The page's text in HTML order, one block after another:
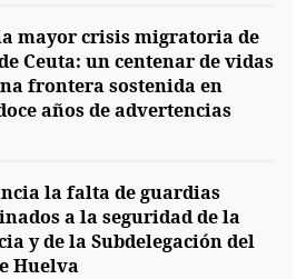
mayor crisis migratoria de
Ceuta: un centenar de vidas
frontera sostenida en
años de advertencias
la falta de guardias
a la seguridad de la
y de la Subdelegación del
Huelva